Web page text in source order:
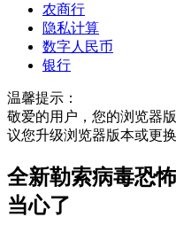
农商行
隐私计算
数字人民币
银行
温馨提示：
敬爱的用户，您的浏览器
议您升级浏览器版本或更
全新勒索病毒恐
当心了